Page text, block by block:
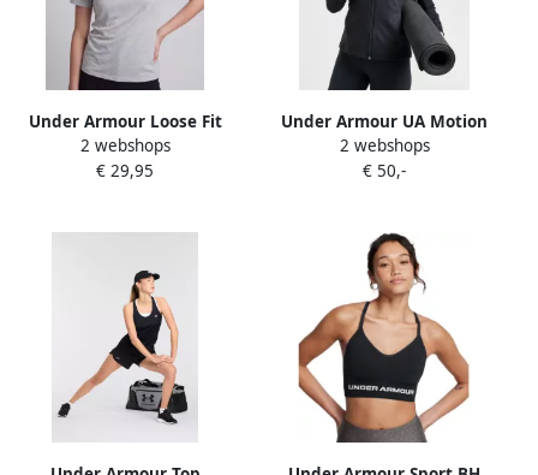
Under Armour Loose Fit
sport-t-shirt met logoprint
2 webshops
€ 29,95
Under Armour UA Motion
Full Zip Top Zwart- Dames
Zwart
2 webshops
€ 50,-